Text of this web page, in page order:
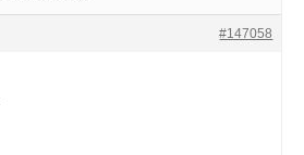
#147058